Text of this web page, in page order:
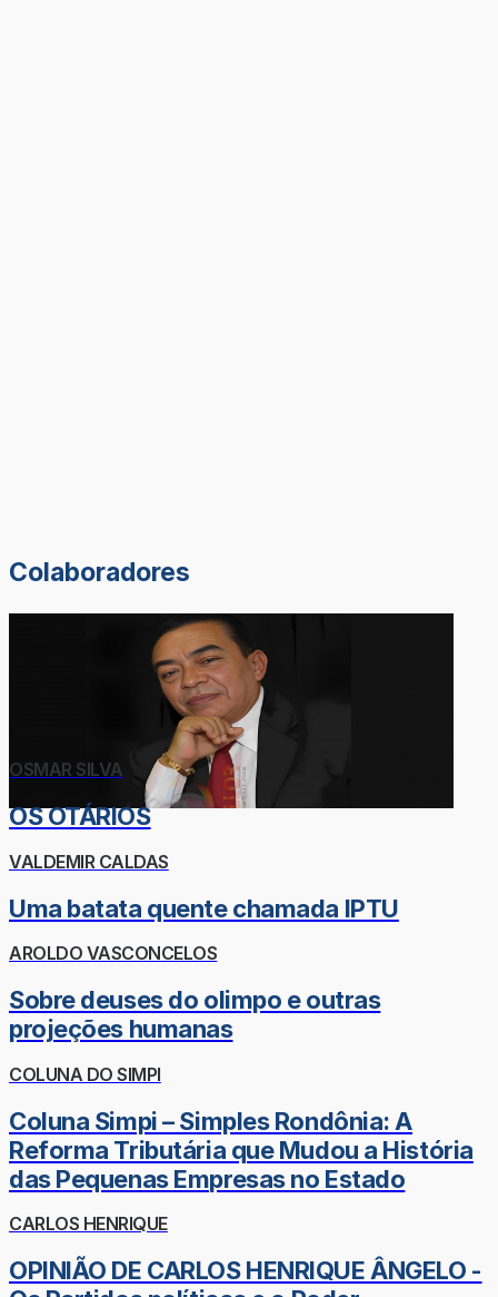
Colaboradores
OSMAR SILVA
OS OTÁRIOS
VALDEMIR CALDAS
Uma batata quente chamada IPTU
AROLDO VASCONCELOS
Sobre deuses do olimpo e outras
projeções humanas
COLUNA DO SIMPI
Coluna Simpi – Simples Rondônia: A
Reforma Tributária que Mudou a História
das Pequenas Empresas no Estado
CARLOS HENRIQUE
OPINIÃO DE CARLOS HENRIQUE ÂNGELO -